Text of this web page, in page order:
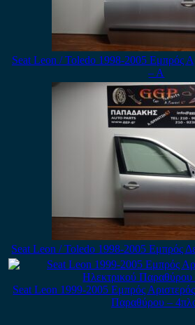
Seat Leon / Toledo 1998-2005 Εμπρός
– Α
Seat Leon / Toledo 1998-2005 Εμπρός
Seat Leon 1999-2005 Εμπρός
Παραθύρου –